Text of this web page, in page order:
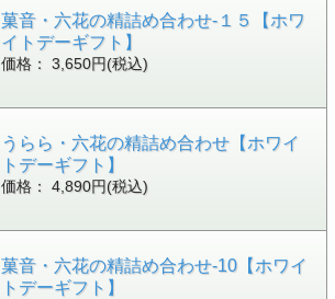
菓音・六花の精詰め合わせ-１５【ホワ
イトデーギフト】
価格： 3,650円(税込)
うらら・六花の精詰め合わせ【ホワイ
トデーギフト】
価格： 4,890円(税込)
菓音・六花の精詰め合わせ-10【ホワイ
トデーギフト】